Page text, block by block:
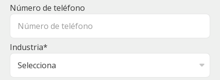
Número de teléfono
Industria*